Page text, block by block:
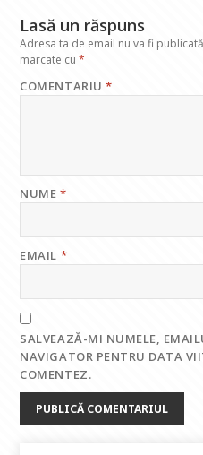
Lasă un răspuns
Adresa ta de email nu va fi
marcate cu*
COMENTARIU*
NUME*
EMAIL *
SALVEAZĂ-MI NUMELE,
NAVIGATOR PENTRU DATA
COMENTEZ.